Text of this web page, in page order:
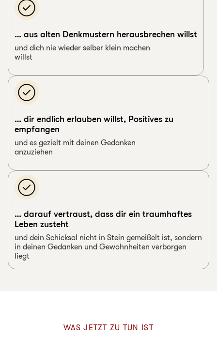
… aus alten Denkmustern herausbrechen willst
und dich nie wieder selber klein machen
willst
… dir endlich erlauben willst, Positives zu
empfangen
und es gezielt mit deinen Gedanken
anzuziehen
… darauf vertraust, dass dir ein traumhaftes
Leben zusteht
und dein Schicksal nicht in Stein gemeißelt ist, sondern
in deinen Gedanken und Gewohnheiten verborgen
liegt
WAS JETZT ZU TUN IST